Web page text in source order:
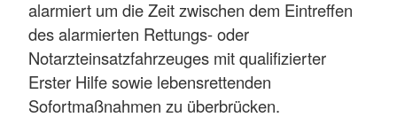
alarmiert um die Zeit zwischen dem Eintreffen
des alarmierten Rettungs- oder
Notarzteinsatzfahrzeuges mit qualifizierter
Erster Hilfe sowie lebensrettenden
Sofortmaßnahmen zu überbrücken.